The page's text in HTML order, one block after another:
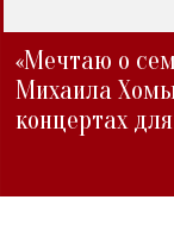
«Мечтаю о
Михаила
концертах